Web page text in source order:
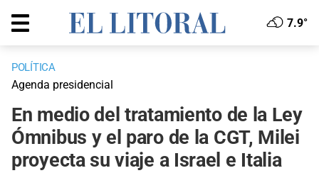
7.9°
POLÍTICA
Agenda presidencial
En medio del tratamiento de la Ley
Ómnibus y el paro de la CGT, Milei
proyecta su viaje a Israel e Italia